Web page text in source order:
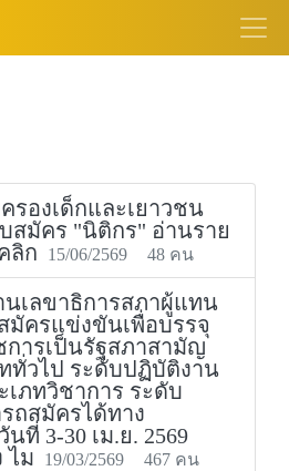
องเด็กและเยาวชน
สมัคร "นิติกร" อ่านราย
ลิก
15/06/2569 48 คน
นเลขาธิการสภาผู้แทน
มัครแข่งขันเพื่อบรรจุ
ารเป็นรัฐสภาสามัญ
ทั่วไป ระดับปฏิบัติงาน
ภทวิชาการ ระดับ
ถสมัครได้ทาง
ที่ 3-30 เม.ย. 2569
ไม
19/03/2569 467 คน